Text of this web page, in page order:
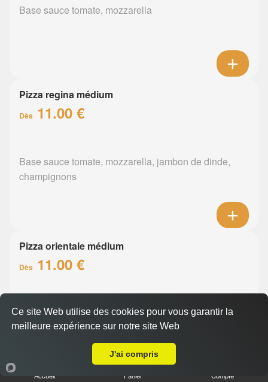
Base sauce tomate, mozzarella
Pizza regina médium
Dès 11.00 €
Base sauce tomate, mozzarella, jambon de dinde,
champignons
Pizza orientale médium
Dès 11.00 €
Base sauce tomate, mozzarella, merguez, poivrons
Accueil Panier Compte
Ce site Web utilise des cookies pour vous garantir la
meilleure expérience sur notre site Web
J'ai compris